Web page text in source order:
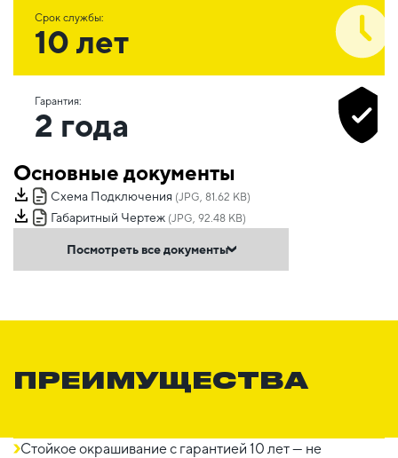
Срок службы:
10 лет
Гарантия:
2 года
Основные документы
Схема Подключения (JPG, 81.62 KB)
Габаритный Чертеж (JPG, 92.48 KB)
Посмотреть все документы
ПРЕИМУЩЕСТВА
Стойкое окрашивание с гарантией 10 лет — не